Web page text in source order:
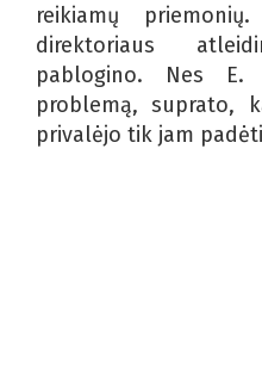
reikiamų
direktoriaus
pablogino. Nes E.
problemą, suprato,
privalėjo tik jam